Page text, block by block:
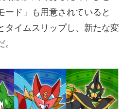
ード」も用意されていると
タイムスリップし、新たな変